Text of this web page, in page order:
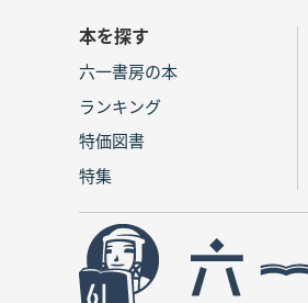
本を探す
六一書房の本
ランキング
特価図書
特集